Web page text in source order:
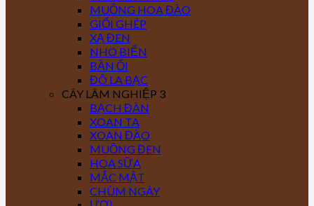
MUỒNG HOA ĐÀO
GIỔI GHÉP
XẠ ĐEN
NHO BIỂN
BẦN ỔI
ĐÔ LA BẠC
CÂY LÂM NGHIỆP 3
BẠCH ĐÀN
XOAN TA
XOAN ĐÀO
MUỒNG ĐEN
HOA SỮA
MẮC MẬT
CHÙM NGÂY